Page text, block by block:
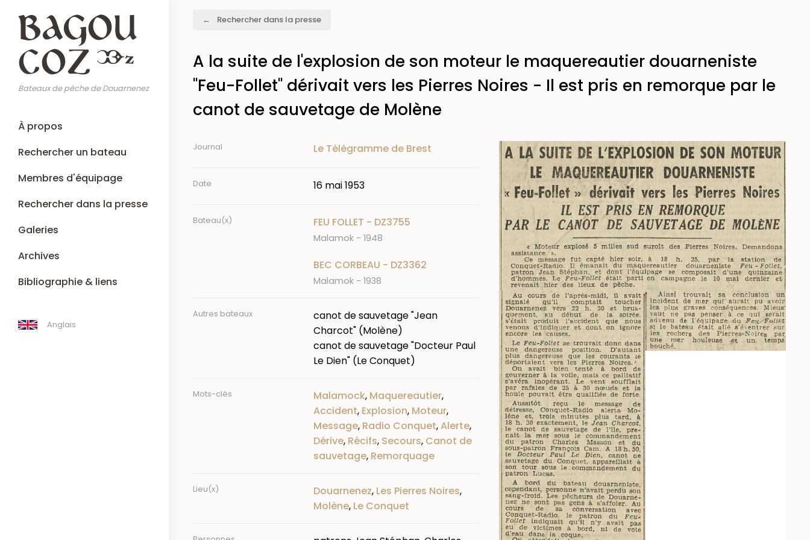
contenu
principal
Bateaux de pêche de Douarnenez
Main
navigation
À propos
Rechercher un bateau
Membres d'équipage
Rechercher dans la presse
Galeries
Archives
Bibliographie & liens
Anglais
Rechercher dans la presse
A la suite de l'explosion de son moteur le maquereautier douarneniste
"Feu-Follet" dérivait vers les Pierres Noires - Il est pris en remorque par le
canot de sauvetage de Molène
Journal Le Télégramme de Brest
Date 16 mai 1953
Bateau(x) FEU FOLLET - DZ3755
Malamok - 1948
BEC CORBEAU - DZ3362
Malamok - 1938
Autres bateaux
canot de sauvetage "Jean
Charcot" (Molène)
canot de sauvetage "Docteur Paul
Le Dien" (Le Conquet)
Mots-clés Malamock, Maquereautier,
Accident, Explosion, Moteur,
Message, Radio Conquet,Alerte,
Dérive, Récifs, Secours, Canot de
sauvetage, Remorquage
Lieu(x) Douarnenez, Les Pierres Noires,
Molène, Le Conquet
Image